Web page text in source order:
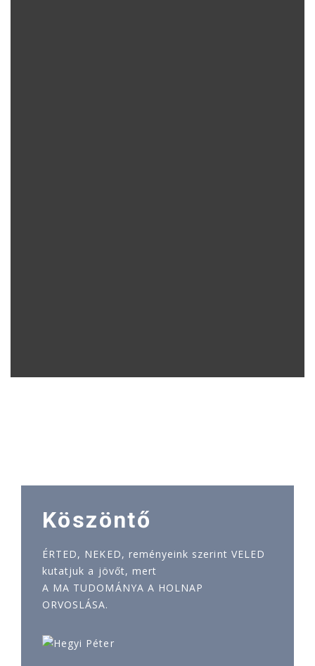
Köszöntő
ÉRTED, NEKED, reményeink szerint VELED
kutatjuk a jövőt, mert
A MA TUDOMÁNYA A HOLNAP
ORVOSLÁSA.